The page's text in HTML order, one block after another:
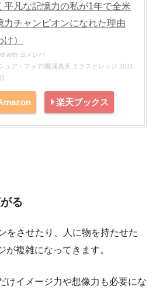
平凡な記憶力の私が1年で全米
力チャンピオンになれた理由
け）
with ヨメレバ
ュア・フォア/梶浦真美 エクスナレッジ 2011
楽天ブックス
る
をさせたり、人に物を持たせた
が複雑になってきます。
けイメージ力や想像力も必要にな